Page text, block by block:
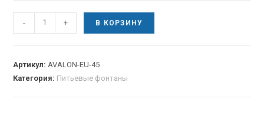
- + В КОРЗИНУ
Артикул: AVALON-EU-45
Категория: Питьевые фонтаны